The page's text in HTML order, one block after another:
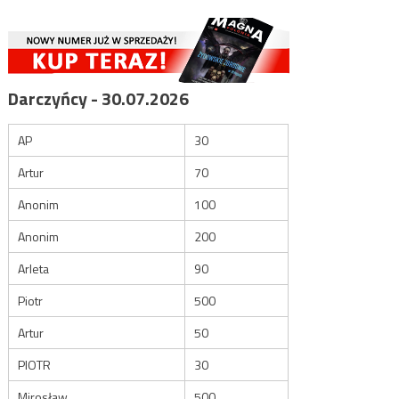
Darczyńcy - 30.07.2026
AP
30
Artur
70
Anonim
100
Anonim
200
Arleta
90
Piotr
500
Artur
50
PIOTR
30